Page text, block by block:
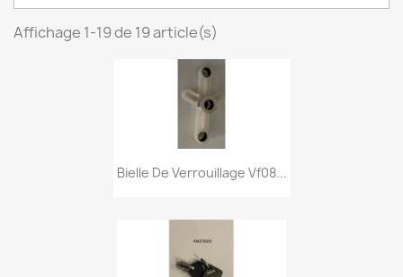
Affichage 1-19 de 19 article(s)
Bielle De Verrouillage Vf08...